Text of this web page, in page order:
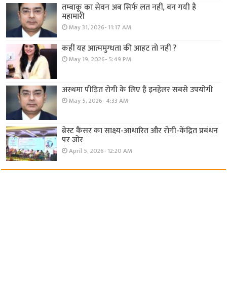
तम्बाकू का सेवन अब सिर्फ लत नहीं, बन गयी है
महामारी
May 31, 2026- 11:17 AM
कहीं यह आत्ममुग्धता की आहट तो नहीं ?
May 19, 2026- 5:49 PM
अस्थमा पीड़ित रोगी के लिए है इनहेलर सबसे उपयोगी
May 5, 2026- 4:33 AM
ब्रेस्ट कैंसर का साक्ष्य-आधारित और रोगी-केंद्रित प्रबंधन
पर जोर
April 5, 2026- 12:20 AM